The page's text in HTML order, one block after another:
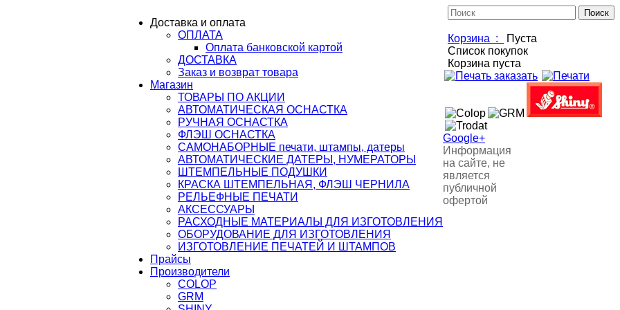
Корзина :
Пуста
Список покупок
Корзина пуста
Доставка и оплата
ОПЛАТА
Оплата банковской картой
ДОСТАВКА
Заказ и возврат товара
Магазин
ТОВАРЫ ПО АКЦИИ
АВТОМАТИЧЕСКАЯ ОСНАСТКА
РУЧНАЯ ОСНАСТКА
ФЛЭШ ОСНАСТКА
САМОНАБОРНЫЕ печати, штампы, датеры
АВТОМАТИЧЕСКИЕ ДАТЕРЫ, НУМЕРАТОРЫ
ШТЕМПЕЛЬНЫЕ ПОДУШКИ
КРАСКА ШТЕМПЕЛЬНАЯ, ФЛЭШ ЧЕРНИЛА
РЕЛЬЕФНЫЕ ПЕЧАТИ
АКСЕССУАРЫ
РАСХОДНЫЕ МАТЕРИАЛЫ ДЛЯ ИЗГОТОВЛЕНИЯ
ОБОРУДОВАНИЕ ДЛЯ ИЗГОТОВЛЕНИЯ
ИЗГОТОВЛЕНИЕ ПЕЧАТЕЙ И ШТАМПОВ
Прайсы
Производители
COLOP
GRM
Google+
Информация
на сайте, не
является
публичной
офертой